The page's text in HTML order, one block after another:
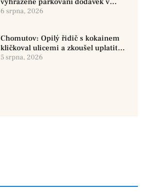
vyhrazené parkování dodávek v
Chomutově
6 srpna, 2026
Chomutov: Opilý řidič s kokainem
kličkoval ulicemi a zkoušel uplatit
policisty
5 srpna, 2026